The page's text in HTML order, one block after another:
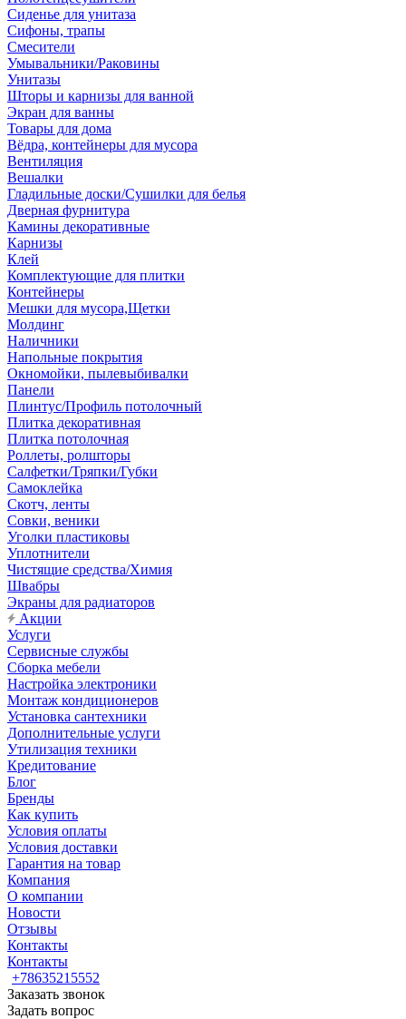
Сиденье для унитаза
Сифоны, трапы
Смесители
Умывальники/Раковины
Унитазы
Шторы и карнизы для ванной
Экран для ванны
Товары для дома
Вёдра, контейнеры для мусора
Вентиляция
Вешалки
Гладильные доски/Сушилки для белья
Дверная фурнитура
Камины декоративные
Карнизы
Клей
Комплектующие для плитки
Контейнеры
Мешки для мусора,Щетки
Молдинг
Наличники
Напольные покрытия
Окномойки, пылевыбивалки
Панели
Плинтус/Профиль потолочный
Плитка декоративная
Плитка потолочная
Роллеты, ролшторы
Салфетки/Тряпки/Губки
Самоклейка
Скотч, ленты
Совки, веники
Уголки пластиковы
Уплотнители
Чистящие средства/Химия
Швабры
Экраны для радиаторов
Акции
Услуги
Сервисные службы
Сборка мебели
Настройка электроники
Монтаж кондиционеров
Установка сантехники
Дополнительные услуги
Утилизация техники
Кредитование
Блог
Бренды
Как купить
Условия оплаты
Условия доставки
Гарантия на товар
Компания
О компании
Новости
Отзывы
Контакты
Контакты
+78635215552
Заказать звонок
Задать вопрос